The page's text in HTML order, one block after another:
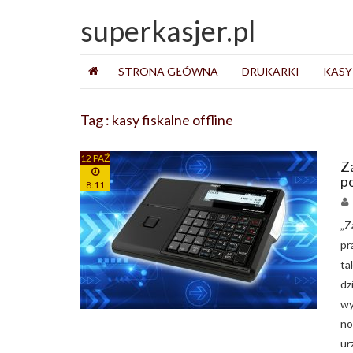
superkasjer.pl
STRONA GŁÓWNA DRUKARKI KASY
Tag : kasy fiskalne offline
12 PAŹ
8:11